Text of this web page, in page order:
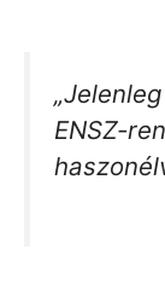
ENSZ-